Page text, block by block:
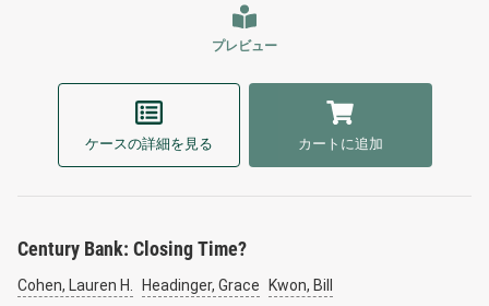
プレビュー
ケースの詳細を見る カートに追加
Century Bank: Closing Time?
Cohen, Lauren H. Headinger, Grace Kwon, Bill